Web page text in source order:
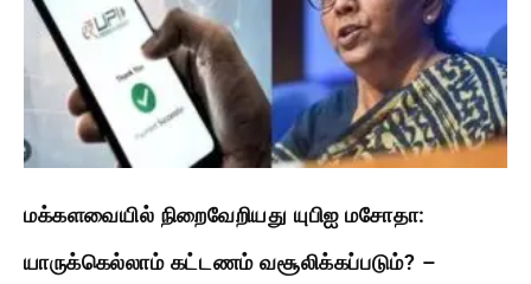
மக்களவையில் நிறைவேறியது யுபிஐ மசோதா:
யாருக்கெல்லாம் கட்டணம் வசூலிக்கப்படும்? –